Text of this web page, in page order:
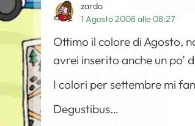
zardo
1 Agosto 2008 alle 08:27
Ottimo il colore di Agosto,
avrei inserito anche un po’
I colori per settembre mi
Degustibus…